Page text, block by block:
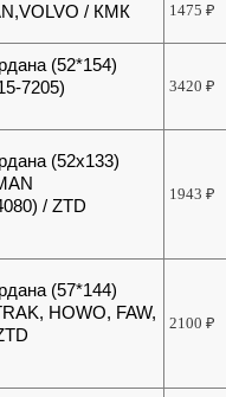
/ КМК
1475₽
(52*154)
7205)
3420₽
(52х133)
/ ZTD
1943₽
(57*144)
HOWO, FAW,
2100₽